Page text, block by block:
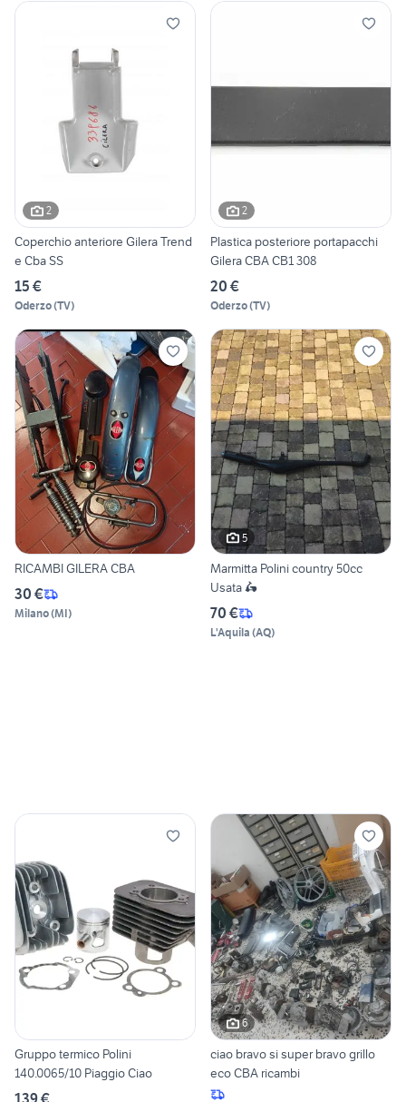
2
Coperchio anteriore Gilera Trend
e Cba SS
15 €
Oderzo(TV)
2
Plastica posteriore portapacchi
Gilera CBA CB1 308
20 €
Oderzo(TV)
RICAMBI GILERA CBA
30 €
Milano(MI)
5
Marmitta Polini country 50cc
Usata 🛵
70 €
L'Aquila (AQ)
Gruppo termico Polini
140.0065/10 Piaggio Ciao
139 €
6
ciao bravo si super bravo grillo
eco CBA ricambi